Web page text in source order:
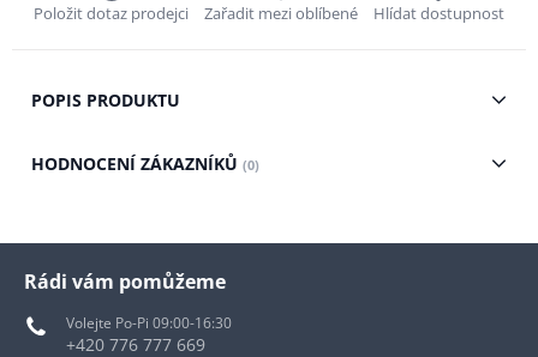
Položit dotaz prodejci Zařadit mezi oblíbené Hlídat dostupnost
POPIS PRODUKTU
HODNOCENÍ ZÁKAZNÍKŮ (0)
Rádi vám pomůžeme
Volejte Po-Pi 09:00-16:30
+420 776 777 669